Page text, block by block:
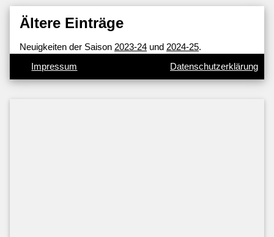
Ältere Einträge
Neuigkeiten der Saison 2023-24 und 2024-25.
Impressum
Datenschutzerklärung